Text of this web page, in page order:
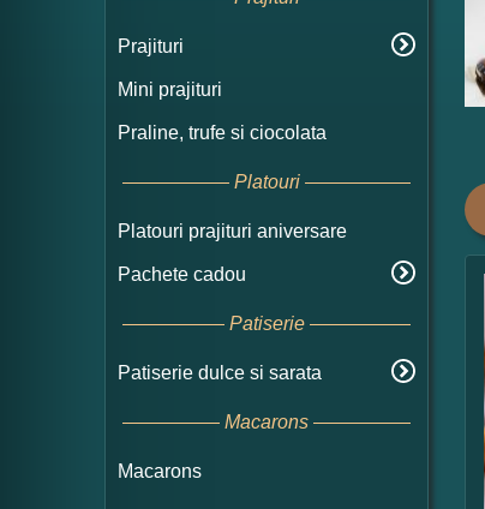
Prajituri
Mini prajituri
Praline, trufe si ciocolata
Platouri
Platouri prajituri aniversare
Pachete cadou
Patiserie
Patiserie dulce si sarata
Macarons
Macarons